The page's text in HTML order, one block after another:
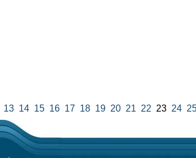
13 14 15 16 17 18 19 20 21 22 23 24